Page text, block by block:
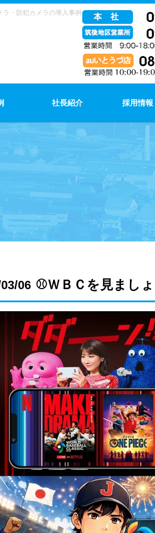
・防犯カメラの導入事例（詳細）をご紹介します
社長紹介 採用情報
06 ⚾ＷＢＣを見まし